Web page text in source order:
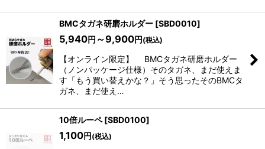
BMCタガネ研磨ホルダー [SBD0010]
5,940円 ～9,900円 (税込)
【オンライン限定】 BMCタガネ研磨ホルダー
（ノンパッケージ仕様）そのタガネ、まだ使えま
す「もう買い替えかな？」そう思ったそのBMCタ
ガネ、まだ使え…
10倍ルーペ [SBD0100]
1,100円 (税込)